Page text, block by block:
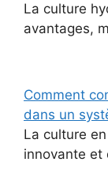
La culture
avantages,
Comment
dans un
La culture
innovante